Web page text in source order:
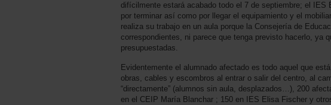
difícilmente estará acabado todo el 7 de septiembre; el
por terminar así como por llegar el equipamiento y el
realiza su trabajo en un aula porque la Consejería de
correspondientes, ni parece que tenga previsto hacerlo, ya
presupuestadas.
Evidentemente el alumnado afectado es todo aquel que
obras, cables y escombros al entrar o salir del centro, al
“directamente” (alumnos sin aula, desplazados…), 200
en el CEIP María Blanchar ; 150 en IES Elisa Fischer y